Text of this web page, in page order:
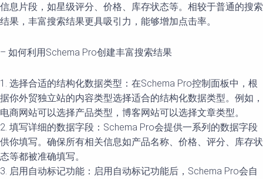
信息片段，如星级评分、价格、库存状态等。相较于普通的搜索
结果，丰富搜索结果更具吸引力，能够增加点击率。
– 如何利用Schema Pro创建丰富搜索结果
1. 选择合适的结构化数据类型：在Schema Pro控制面板中，根
据你外贸独立站的内容类型选择适合的结构化数据类型。例如，
电商网站可以选择产品类型，博客网站可以选择文章类型。
2. 填写详细的数据字段：Schema Pro会提供一系列的数据字段
供你填写。确保所有相关信息如产品名称、价格、评分、库存状
态等都被准确填写。
3. 启用自动标记功能：启用自动标记功能后，Schema Pro会自